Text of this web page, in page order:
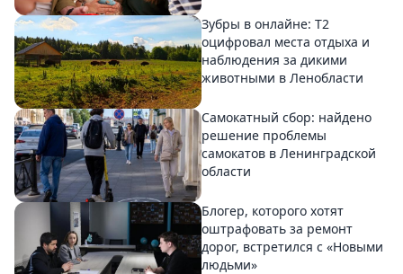
Зубры в онлайне: Т2
оцифровал места отдыха и
наблюдения за дикими
животными в Ленобласти
Самокатный сбор: найдено
решение проблемы
самокатов в Ленинградской
области
Блогер, которого хотят
оштрафовать за ремонт
дорог, встретился с «Новыми
людьми»